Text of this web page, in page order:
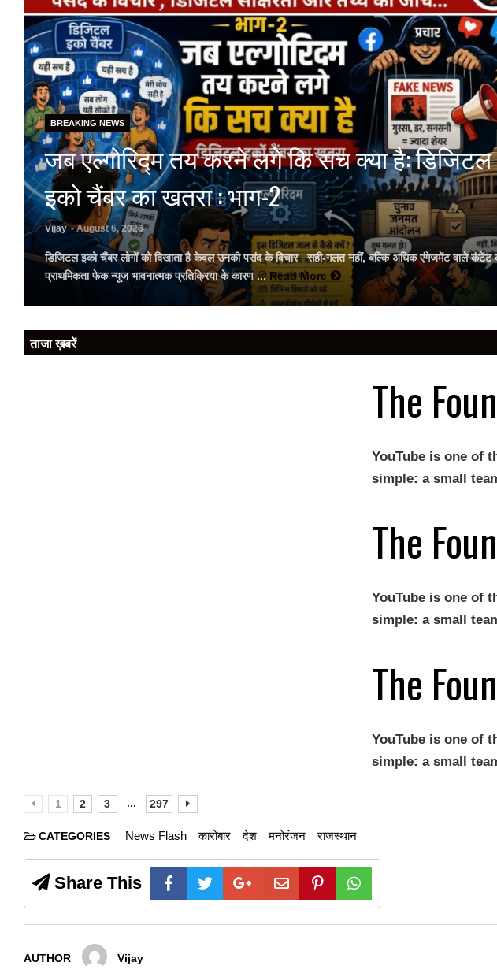
BREAKING NEWS
जब एल्गोरिद्म तय करने लगे कि सच क्या है: डिजिटल
इको चैंबर का खतरा : भाग-2
Vijay - August 6, 2026
डिजिटल इको चैंबर लोगों को दिखाता है केवल उनकी पसंद के विचार सही-गलत नहीं, बल्कि अधिक एंगेजमेंट वाले कंटेंट
प्राथमिकता फेक न्यूज भावनात्मक प्रतिक्रिया के कारण ... Read More
ताजा ख़बरें
The
YouTube is one of
simple: a small
The
YouTube is one of
simple: a small
The
YouTube is one of
simple: a small
1 2 3 ... 297
CATEGORIES News Flash कारोबार देश मनोरंजन राजस्थान
Share This
AUTHOR Vijay